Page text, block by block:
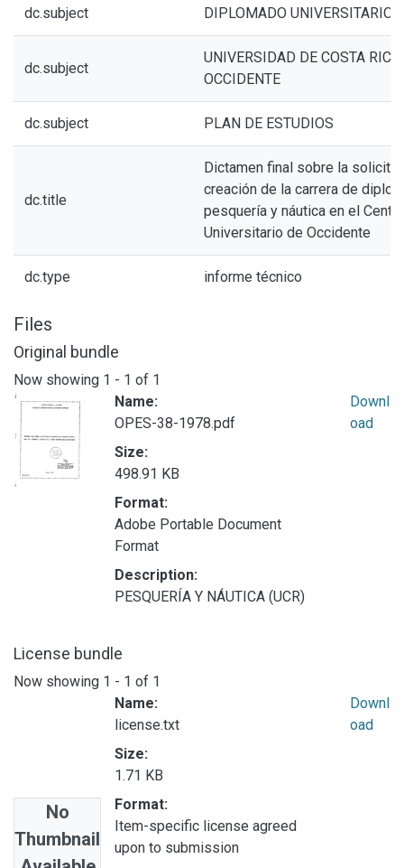
dc.subject DIPLOMADO UNIVERSITARIO
dc.subject
UNIVERSIDAD DE COSTA
OCCIDENTE
dc.subject PLAN DE ESTUDIOS
dc.title
Dictamen final sobre la
creación de la carrera de
pesquería y náutica en el Centro
Universitario de Occidente
dc.type informe técnico
Files
Original bundle
Now showing 1 - 1 of 1
Name:
OPES-38-1978.pdf
Size:
498.91 KB
Format:
Adobe Portable Document
Format
Description:
PESQUERÍA Y NÁUTICA (UCR)
Downl
oad
License bundle
Now showing 1 - 1 of 1
No
Thumbnail
Name:
license.txt
Size:
1.71 KB
Format:
Item-specific license agreed
upon to submission
Downl
oad